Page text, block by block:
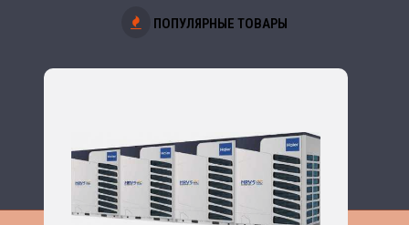
ПОПУЛЯРНЫЕ ТОВАРЫ